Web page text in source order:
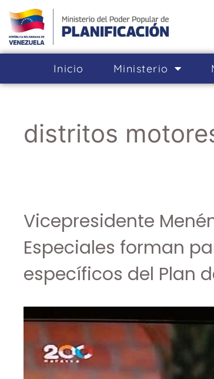
Inicio Ministerio
distritos
Vicepresidente
Especiales forman
específicos del Plan